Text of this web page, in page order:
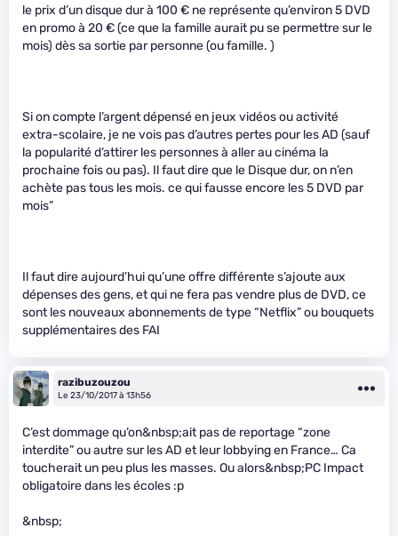
le prix d’un disque dur à 100 € ne représente qu’environ 5 DVD
en promo à 20 € (ce que la famille aurait pu se permettre sur le
mois) dès sa sortie par personne (ou famille. )
Si on compte l’argent dépensé en jeux vidéos ou activité
extra-scolaire, je ne vois pas d’autres pertes pour les AD (sauf
la popularité d’attirer les personnes à aller au cinéma la
prochaine fois ou pas). Il faut dire que le Disque dur, on n’en
achète pas tous les mois. ce qui fausse encore les 5 DVD par
mois”
Il faut dire aujourd’hui qu’une offre différente s’ajoute aux
dépenses des gens, et qui ne fera pas vendre plus de DVD, ce
sont les nouveaux abonnements de type “Netflix” ou bouquets
supplémentaires des FAI
razibuzouzou
Le 23/10/2017 à 13h56
C’est dommage qu’on&nbsp;ait pas de reportage “zone
interdite” ou autre sur les AD et leur lobbying en France… Ca
toucherait un peu plus les masses. Ou alors&nbsp;PC Impact
obligatoire dans les écoles :p
&nbsp;